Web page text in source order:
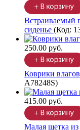
Встраиваемый
сиденье (Код:
250.00 руб.
Коврики
A78248S)
415.00 руб.
Малая щетка